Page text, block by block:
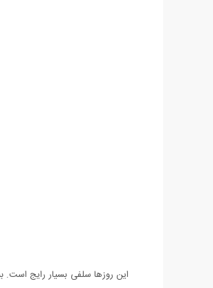
این روزها سلفی بسیار رایج است.